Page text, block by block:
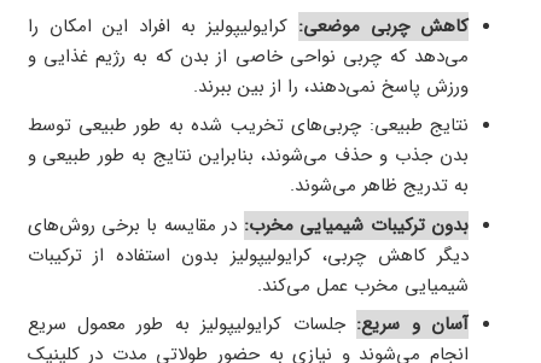
کاهش چربی موضعی: کرایولیپولیز به افراد این امکان را
می‌دهد که چربی نواحی خاصی از بدن که به رژیم غذایی و
ورزش پاسخ نمی‌دهند، را از بین ببرند.
نتایج طبیعی: چربی‌های تخریب شده به طور طبیعی توسط
بدن جذب و حذف می‌شوند، بنابراین نتایج به طور طبیعی و
به تدریج ظاهر می‌شوند.
بدون ترکیبات شیمیایی مخرب: در مقایسه با برخی روش‌های
دیگر کاهش چربی، کرایولیپولیز بدون استفاده از ترکیبات
شیمیایی مخرب عمل می‌کند.
آسان و سریع: جلسات کرایولیپولیز به طور معمول سریع
انجام می‌شوند و نیازی به حضور طولاتی مدت در کلینیک